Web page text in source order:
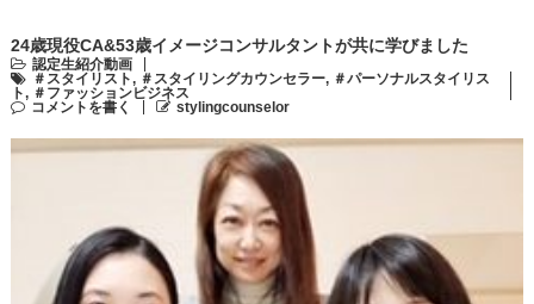
24歳現役CA&53歳イメージコンサルタントが共に学びました
認定生紹介動画
＃スタイリスト, ＃スタイリングカウンセラー, ＃パーソナルスタイリス
ト, ＃ファッションビジネス
コメントを書く
stylingcounselor